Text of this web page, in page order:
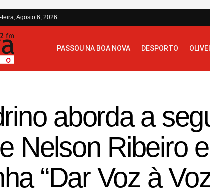
Agosto 6, 2026
PASSOU NA BOA NOVA DESPORTO
aborda a
Nelson Ribeiro
“Dar Voz à